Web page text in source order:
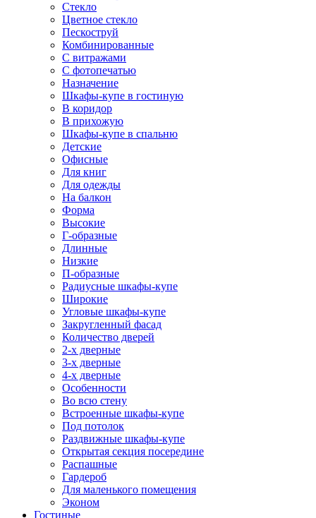
Стекло
Цветное стекло
Пескоструй
Комбинированные
С витражами
С фотопечатью
Назначение
Шкафы-купе в гостиную
В коридор
В прихожую
Шкафы-купе в спальню
Детские
Офисные
Для книг
Для одежды
На балкон
Форма
Высокие
Г-образные
Длинные
Низкие
П-образные
Радиусные шкафы-купе
Широкие
Угловые шкафы-купе
Закругленный фасад
Количество дверей
2-х дверные
3-х дверные
4-х дверные
Особенности
Во всю стену
Встроенные шкафы-купе
Под потолок
Раздвижные шкафы-купе
Открытая секция посередине
Распашные
Гардероб
Для маленького помещения
Эконом
Гостиные